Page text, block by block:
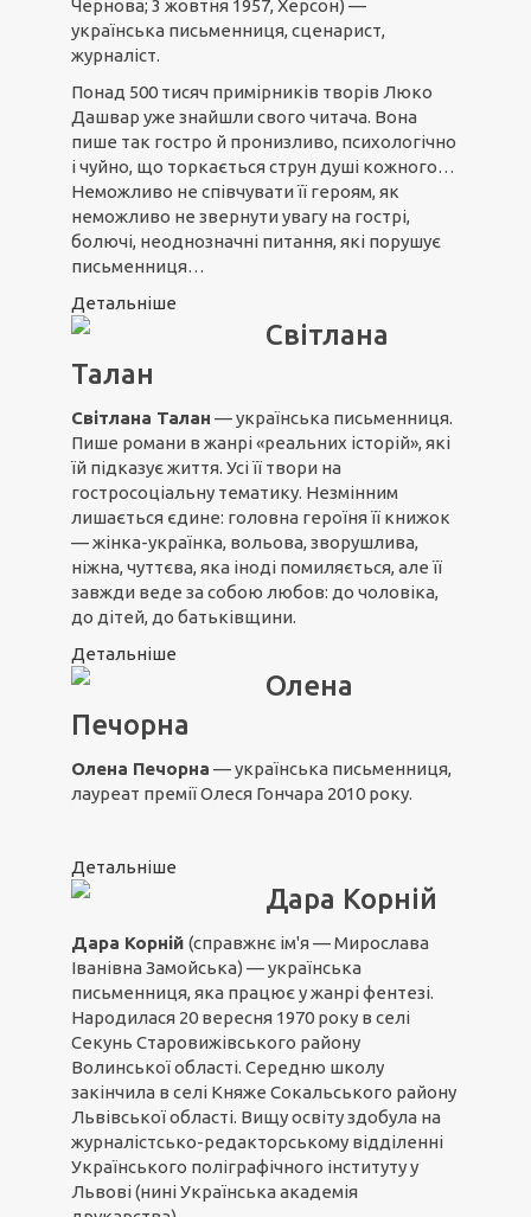
Чернова; 3 жовтня 1957, Херсон) —
українська письменниця, сценарист,
журналіст.
Понад 500 тисяч примірників творів Люко
Дашвар уже знайшли свого читача. Вона
пише так гостро й пронизливо, психологічно
і чуйно, що торкається струн душі кожного…
Неможливо не співчувати її героям, як
неможливо не звернути увагу на гострі,
болючі, неоднозначні питання, які порушує
письменниця…
Детальніше
Світлана
Талан
Світлана Талан — українська письменниця.
Пише романи в жанрі «реальних історій», які
їй підказує життя. Усі її твори на
гостросоціальну тематику. Незмінним
лишається єдине: головна героїня її книжок
— жінка-українка, вольова, зворушлива,
ніжна, чуттєва, яка іноді помиляється, але її
завжди веде за собою любов: до чоловіка,
до дітей, до батьківщини.
Детальніше
Олена
Печорна
Олена Печорна — українська письменниця,
лауреат премії Олеся Гончара 2010 року.
Детальніше
Дара Корній
Дара Корній (справжнє ім'я — Мирослава
Іванівна Замойська) — українська
письменниця, яка працює у жанрі фентезі.
Народилася 20 вересня 1970 року в селі
Секунь Старовижівського району
Волинської області. Середню школу
закінчила в селі Княже Сокальського району
Львівської області. Вищу освіту здобула на
журналістсько-редакторському відділенні
Українського поліграфічного інституту у
Львові (нині Українська академія